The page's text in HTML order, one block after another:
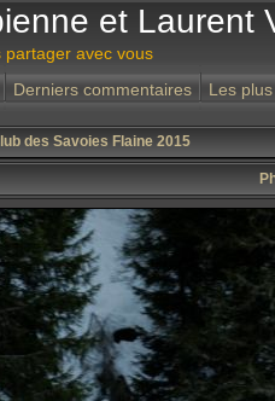
et Laurent
avec vous
Derniers commentaires Les
des Savoies Flaine 2015